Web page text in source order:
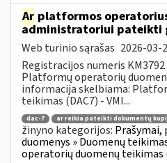
Ar platformos
administratoriui pateikti
Web turinio sąrašas 2026-03-
Registracijos numeris
Platformų operatorių
informacija skelbiama:
teikimas (DAC7) - VMI...
dac-7 ar reikia pateikti dokumentų
žinyno kategorijos: Prašymai,
duomenys » Duomenų
operatorių duomenų teikimas